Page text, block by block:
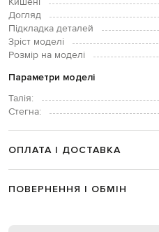
Догляд
Підкладка деталей
Зріст моделі
Розмір на моделі
Параметри моделі
Талія:
Стегна:
ОПЛАТА І ДОСТАВКА
ПОВЕРНЕННЯ І ОБМІН